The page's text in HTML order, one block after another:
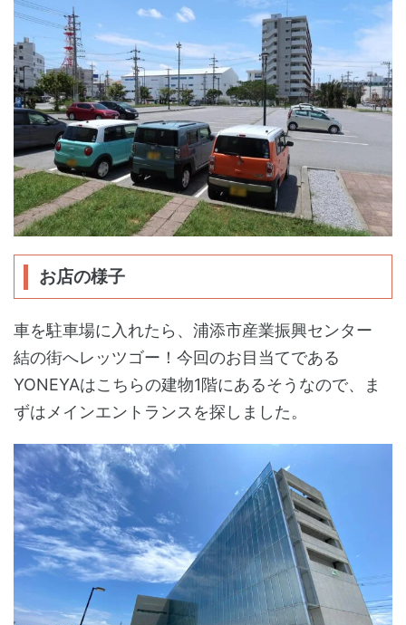
お店の様子
車を駐車場に入れたら、浦添市産業振興センター
結の街へレッツゴー！今回のお目当てである
YONEYAはこちらの建物1階にあるそうなので、ま
ずはメインエントランスを探しました。